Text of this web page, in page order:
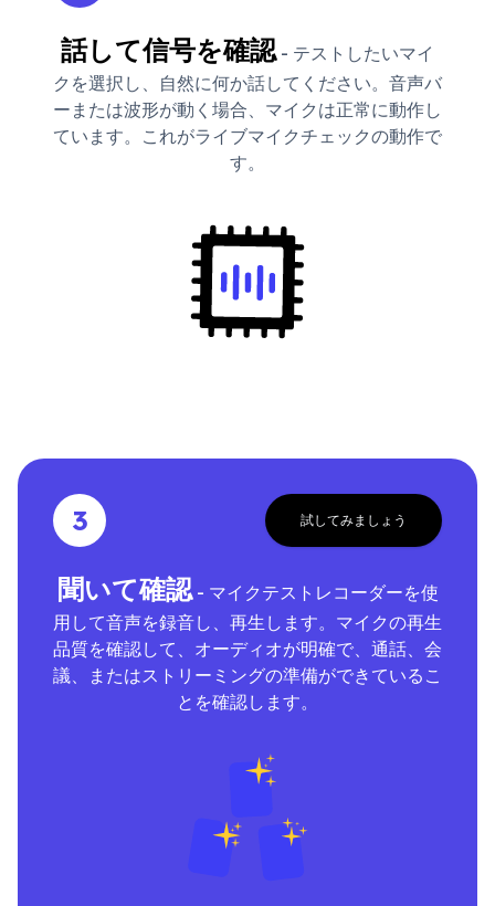
話して信号を確認- テストしたいマイ
クを選択し、自然に何か話してください。音声バ
ーまたは波形が動く場合、マイクは正常に動作し
ています。これがライブマイクチェックの動作で
す。
3 試してみましょう
聞いて確認- マイクテストレコーダーを使
用して音声を録音し、再生します。マイクの再生
品質を確認して、オーディオが明確で、通話、会
議、またはストリーミングの準備ができているこ
とを確認します。